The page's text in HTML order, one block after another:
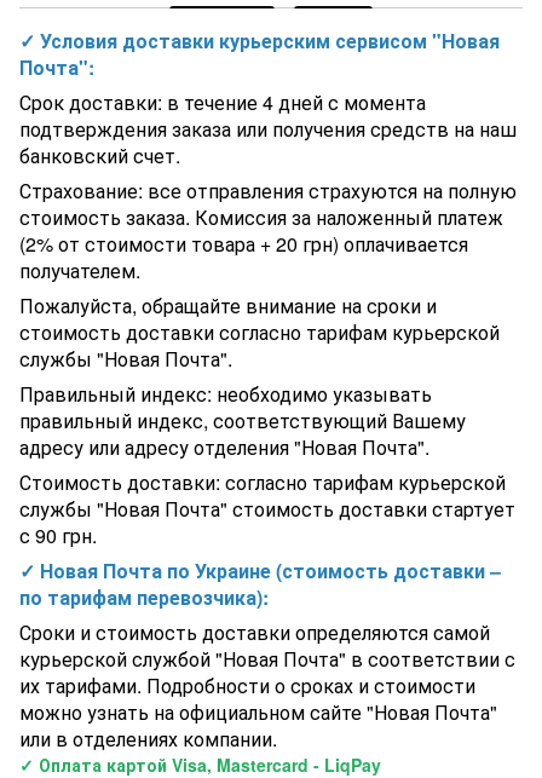
✓ Условия доставки курьерским сервисом "Новая
Почта":
Срок доставки: в течение 4 дней с момента
подтверждения заказа или получения средств на наш
банковский счет.
Страхование: все отправления страхуются на полную
стоимость заказа. Комиссия за наложенный платеж
(2% от стоимости товара + 20 грн) оплачивается
получателем.
Пожалуйста, обращайте внимание на сроки и
стоимость доставки согласно тарифам курьерской
службы "Новая Почта".
Правильный индекс: необходимо указывать
правильный индекс, соответствующий Вашему
адресу или адресу отделения "Новая Почта".
Стоимость доставки: согласно тарифам курьерской
службы "Новая Почта" стоимость доставки стартует
с 90 грн.
✓ Новая Почта по Украине (стоимость доставки –
по тарифам перевозчика):
Сроки и стоимость доставки определяются самой
курьерской службой "Новая Почта" в соответствии с
их тарифами. Подробности о сроках и стоимости
можно узнать на официальном сайте "Новая Почта"
или в отделениях компании.
✓ Оплата картой Visa, Mastercard - LiqPay